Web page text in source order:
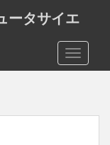
ータサイエ